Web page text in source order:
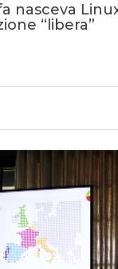
nasceva
“libera”